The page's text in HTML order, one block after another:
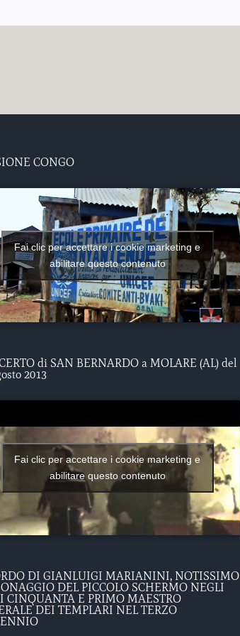
CONGO
Fai clic per accettare i cookie marketing e
abilitare questo contenuto
di SAN BERNARDO a MOLARE (AL) del
2013
Fai clic per accettare i cookie marketing e
abilitare questo contenuto
DI GIANLUIGI MARIANINI, NOTISSIMO
DEL PICCOLO SCHERMO NEGLI
CINQUANTA E PRIMO MAESTRO
DEI TEMPLARI NEL TERZO